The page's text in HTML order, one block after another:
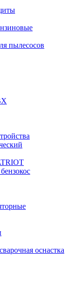
пылесосов
оснастка